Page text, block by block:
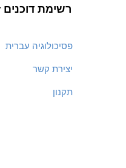
רשימת דוכנים
פסיכולוגיה עברית
יצירת קשר
תקנון